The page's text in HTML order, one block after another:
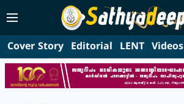
Cover Story Editorial LENT Videos